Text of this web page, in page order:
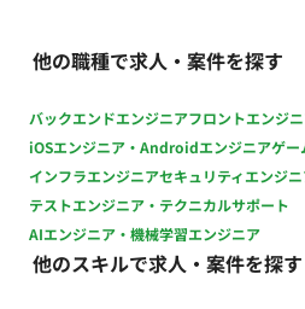
他の職種で求人・案件を探す
バックエンドエンジニアフロントエンジ
iOSエンジニア・Androidエンジニアゲー
インフラエンジニアセキュリティエンジ
テストエンジニア・テクニカルサポート
AIエンジニア・機械学習エンジニア
他のスキルで求人・案件を探す